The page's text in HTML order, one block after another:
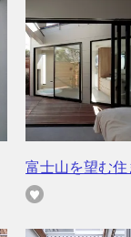
富士山を望む住